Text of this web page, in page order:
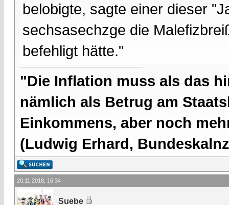
belobigte, sagte einer dieser
sechsasechzge die
befehligt hätte."
"Die Inflation muss als das
nämlich als Betrug am
Einkommens, aber noch
(Ludwig Erhard,
20.11.2018, 16:34
Suebe